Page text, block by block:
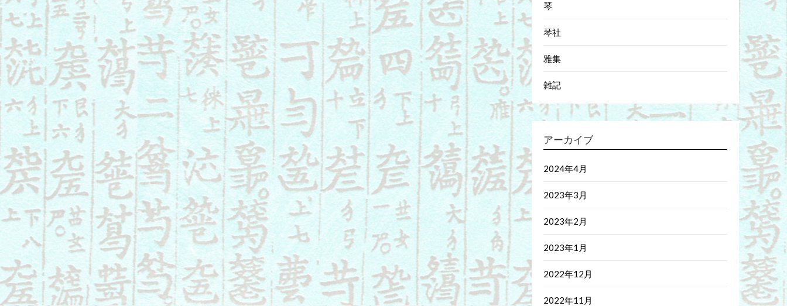
琴
琴社
雅集
雑記
アーカイブ
2024年4月
2023年3月
2023年2月
2023年1月
2022年12月
2022年11月